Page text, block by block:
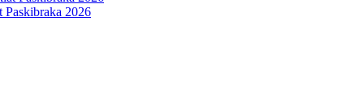
Paskibraka 2026